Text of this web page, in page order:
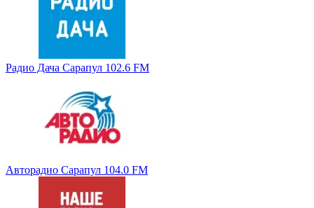
Радио Дача Сарапул 102.6 FM
Авторадио Сарапул 104.0 FM